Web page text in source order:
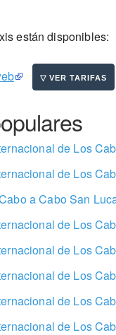
están disponibles:
de Los Cabos a
de Los Cabos a
a Cabo San
de Los Cabos a Holiday Inn
Cabos a Grand Fiesta Americana Los
de Los Cabos a Riu
de Los Cabos
de Los Cabos a